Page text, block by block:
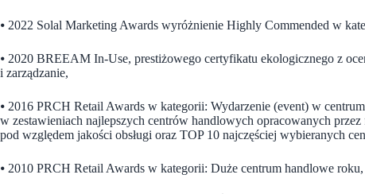
⦁ 2022 Solal Marketing Awards wyróżnienie Highly Commended w
⦁ 2020 BREEAM In-Use, prestiżowego certyfikatu ekologicznego z
i zarządzanie,
⦁ 2016 PRCH Retail Awards w kategorii: Wydarzenie (event) w
w zestawieniach najlepszych centrów handlowych opracowanych
pod względem jakości obsługi oraz TOP 10 najczęściej wybieranych
⦁ 2010 PRCH Retail Awards w kategorii: Duże centrum handlowe roku,